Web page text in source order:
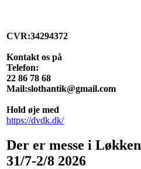
CVR:34294372
Kontakt os på
Telefon:
22 86 78 68
Mail:slothantik@gmail.com
Hold øje med
https://dvdk.dk/
Der er messe i Løkken
31/7-2/8 2026